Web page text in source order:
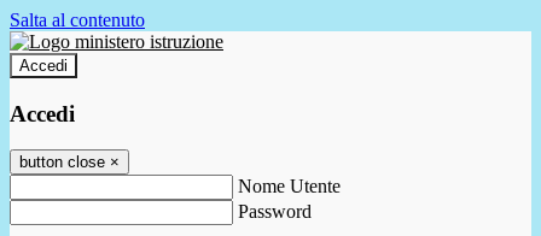
Salta al contenuto
Accedi
Accedi
button close ×
Nome Utente
Password